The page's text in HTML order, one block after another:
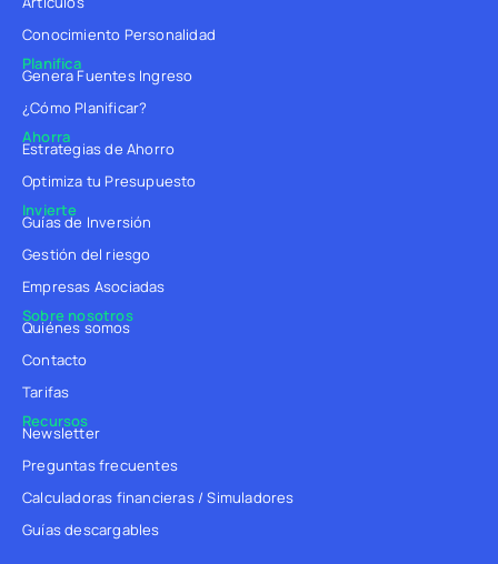
Conocimiento Personalidad
Planifica
Genera Fuentes Ingreso
¿Cómo Planificar?
Ahorra
Estrategias de Ahorro
Optimiza tu Presupuesto
Invierte
Guías de Inversión
Gestión del riesgo
Empresas Asociadas
Sobre nosotros
Quiénes somos
Contacto
Tarifas
Recursos
Newsletter
Preguntas frecuentes
Calculadoras financieras / Simuladores
Guías descargables